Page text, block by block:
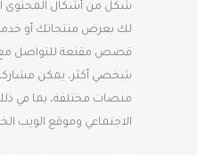
شكل من أشكال المحتوى
لك بعرض منتجاتك أو
قصص مقنعة للتواصل
شخصي أكثر، يمكن
منصات مختلفة، بما في
الاجتماعي وموقع الويب